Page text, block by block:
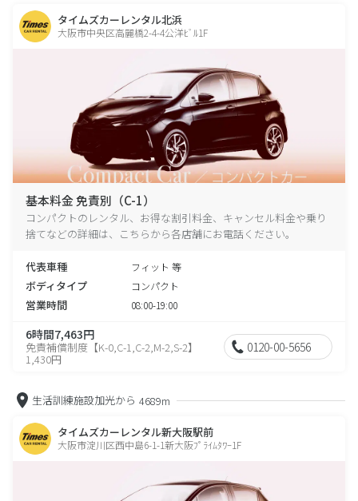
タイムズカーレンタル北浜
大阪市中央区高麗橋2-4-4公洋ﾋﾞﾙ1F
基本料金 免責別（C-1）
コンパクトのレンタル、お得な割引料金、キャンセル料金や乗り
捨てなどの詳細は、こちらから各店舗にお電話ください。
代表車種 フィット 等
ボディタイプ コンパクト
営業時間 08:00-19:00
6時間7,463円
免責補償制度【K-0,C-1,C-2,M-2,S-2】
1,430円
0120-00-5656
生活訓練施設加光から 4689m
タイムズカーレンタル新大阪駅前
大阪市淀川区西中島6-1-1新大阪ﾌﾟﾗｲﾑﾀﾜｰ1F